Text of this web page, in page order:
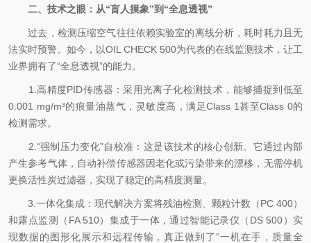
二、技术之眼：从“盲人摸象”到“全息透视”
过去，检测压缩空气往往依赖实验室的离线分析，耗时耗力且无
法实时预警。如今，以OIL CHECK 500为代表的在线监测技术，让工
业界拥有了“全息透视”的能力。
1.高精度PID传感器：采用光离子化检测技术，能够捕捉到低至
0.001 mg/m³的痕量油蒸气，灵敏度高，满足Class 1甚至Class 0的
检测需求。
2.“强制压力变化”自校准：这是该技术的核心创新。它通过内部
产生参考气体，自动补偿传感器因老化或污染带来的漂移，无需停机
更换活性炭过滤器，实现了稳定的高精度测量。
3.一体化集成：现代解决方案将残油检测、颗粒计数（PC 400）
和露点监测（FA 510）集成于一体，通过智能记录仪（DS 500）实
现数据的图形化展示和远程传输，真正做到了“一机在手，质量全